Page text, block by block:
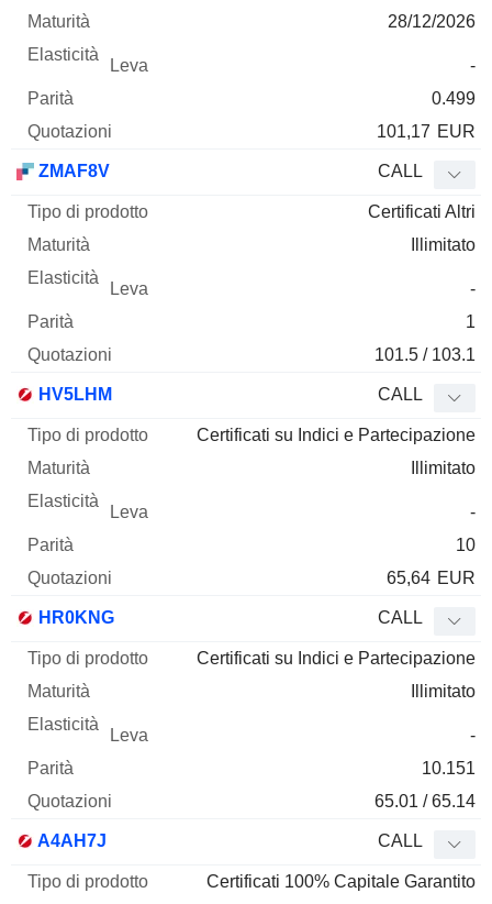
28/12/2026
-
0.499
101,17 EUR
ZMAF8V CALL
Certificati Altri
Illimitato
-
1
101.5 / 103.1
HV5LHM CALL
Certificati su Indici e Partecipazione
Illimitato
-
10
65,64 EUR
HR0KNG CALL
Certificati su Indici e Partecipazione
Illimitato
-
10.151
65.01 / 65.14
A4AH7J CALL
Certificati 100% Capitale Garantito